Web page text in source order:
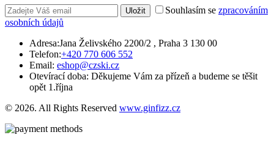
Uložit Souhlasím se zpracováním
osobních údajů
Adresa:Jana Želivského 2200/2 , Praha 3 130 00
Telefon:+420 770 606 552
Email: eshop@czski.cz
Otevírací doba: Děkujeme Vám za přízeň a budeme se těšit
opět 1.října
© 2026. All Rights Reserved www.ginfizz.cz